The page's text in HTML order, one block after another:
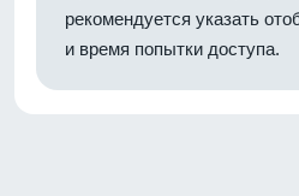
рекомендуется указать
и время попытки доступа.